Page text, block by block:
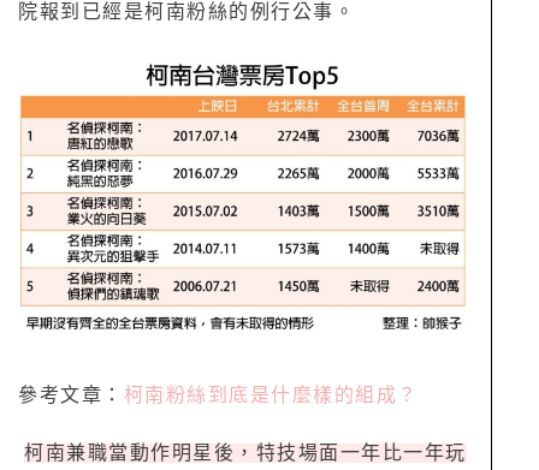
院報到已經是柯南粉絲的例行公事。
參考文章： 柯南粉絲到底是什麼樣的組成？
柯南兼職當動作明星後，特技場面一年比一年玩